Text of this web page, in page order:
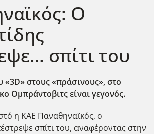
Ο
σπίτι του
«3D» στους «πράσινους», στο
Ομπράντοβιτς είναι γεγονός.
η ΚΑΕ Παναθηναϊκός, ο
σπίτι του, αναφέροντας στην